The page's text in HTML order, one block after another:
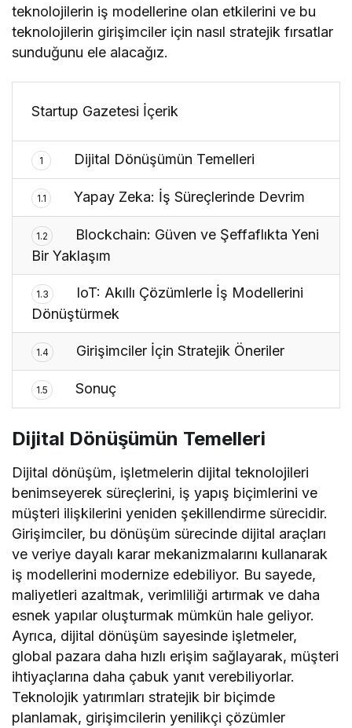
teknolojilerin iş modellerine olan etkilerini ve bu
teknolojilerin girişimciler için nasıl stratejik fırsatlar
sunduğunu ele alacağız.
Startup Gazetesi İçerik
1 Dijital Dönüşümün Temelleri
1.1 Yapay Zeka: İş Süreçlerinde Devrim
1.2
Blockchain: Güven ve Şeffaflıkta Yeni
Bir Yaklaşım
1.3
IoT: Akıllı Çözümlerle İş Modellerini
Dönüştürmek
1.4 Girişimciler İçin Stratejik Öneriler
1.5 Sonuç
Dijital Dönüşümün Temelleri
Dijital dönüşüm, işletmelerin dijital teknolojileri
benimseyerek süreçlerini, iş yapış biçimlerini ve
müşteri ilişkilerini yeniden şekillendirme sürecidir.
Girişimciler, bu dönüşüm sürecinde dijital araçları
ve veriye dayalı karar mekanizmalarını kullanarak
iş modellerini modernize edebiliyor. Bu sayede,
maliyetleri azaltmak, verimliliği artırmak ve daha
esnek yapılar oluşturmak mümkün hale geliyor.
Ayrıca, dijital dönüşüm sayesinde işletmeler,
global pazara daha hızlı erişim sağlayarak, müşteri
ihtiyaçlarına daha çabuk yanıt verebiliyorlar.
Teknolojik yatırımları stratejik bir biçimde
planlamak, girişimcilerin yenilikçi çözümler